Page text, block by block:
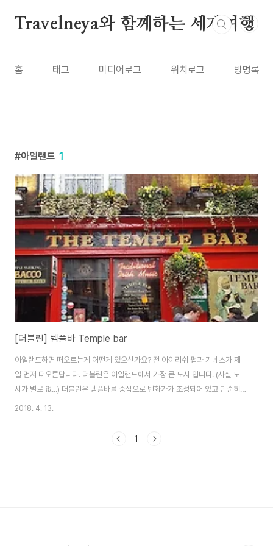
Travelneya와 함께하는 세계여행
홈 태그 미디어로그 위치로그 방명록
아일랜드 1
[더블린] 템플바 Temple bar
아일랜드하면 떠오르는게 어떤게 있으신가요? 전 아이리쉬 펍과 기네스가 제
일 먼저 떠오른답니다. 더블린은 아일랜드에서 가장 큰 도시 입니다. (사실 도
시가 별로 없...) 더블린은 템플바를 중심으로 번화가가 조성되어 있고 단순히
바의 이름으로만 불리는게 아니라 우리의 명동처럼 지역 이름으로 불리고 있습
가 있는 바가 여러 군데로 나누어져 있습니다. 저녁 시간엔 내부가 꽉 차서 걸어
2018. 4. 13.
1